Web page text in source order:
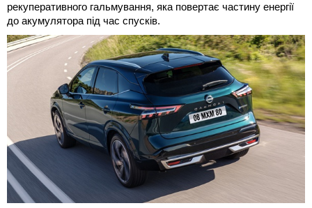
рекуперативного гальмування, яка повертає частину енергії
до акумулятора під час спусків.